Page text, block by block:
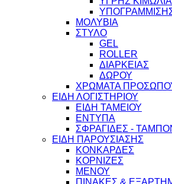
ΜΟΛΥΒΙΑ
ΣΤΥΛΟ
GEL
ROLLER
ΔΙΑΡΚΕΙΑΣ
ΔΩΡΟΥ
ΧΡΩΜΑΤΑ
ΕΙΔΗ ΛΟΓΙΣΤΗΡΙΟΥ
ΕΙΔΗ ΤΑΜΕΙΟΥ
ΕΝΤΥΠΑ
ΣΦΡΑΓΙΔΕΣ -
ΕΙΔΗ ΠΑΡΟΥΣΙΑΣΗΣ
ΚΟΝΚΑΡΔΕΣ
ΚΟΡΝΙΖΕΣ
ΜΕΝΟΥ
ΠΙΝΑΚΕΣ &